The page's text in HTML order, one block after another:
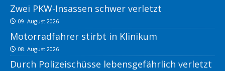
Zwei PKW-Insassen schwer verletzt
09. August 2026
Motorradfahrer stirbt in Klinikum
08. August 2026
Durch Polizeischüsse lebensgefährlich verletzt